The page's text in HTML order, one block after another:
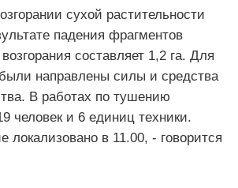
сухой растительности
падения фрагментов
составляет 1,2 га. Для
направлены силы и средства
В работах по тушению
человек и 6 единиц техники.
локализовано в 11.00, - говорится